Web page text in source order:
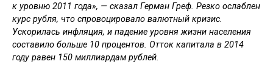
к уровню 2011 года», — сказал Герман Греф. Резко ослаблен
курс рубля, что спровоцировало валютный кризис.
Ускорилась инфляция, и падение уровня жизни населения
составило больше 10 процентов. Отток капитала в 2014
году равен 150 миллиардам рублей.